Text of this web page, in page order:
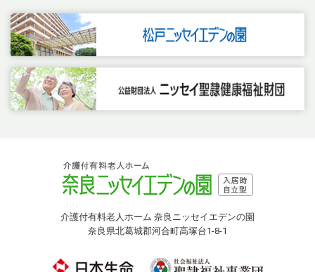
介護付有料老人ホーム 奈良ニッセイエデンの園
奈良県北葛城郡河合町高塚台1-8-1